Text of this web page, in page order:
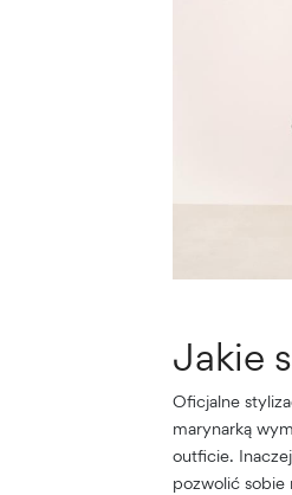
Jakie
Oficjalne
marynarką
outficie.
pozwolić sobie